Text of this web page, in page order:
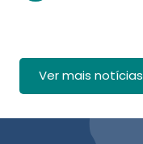
Ver mais notícias